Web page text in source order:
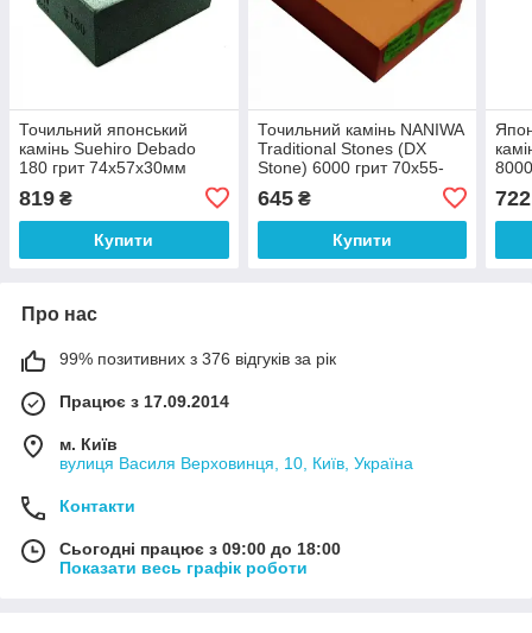
Точильний японський
камінь Suehiro Debado
180 грит 74x57х30мм
819 ₴
Купити
Точильний камінь NANIWA
Traditional Stones (DX
Stone) 6000 грит 70х55-
57х20мм. помаранчевий
арт.11054
645₴
Купити
722
Про нас
99% позитивних з 376 відгуків за рік
Працює з 17.09.2014
м. Київ
вулиця Василя Верховинця, 10, Київ, Україна
Контакти
Сьогодні працює з 09:00 до 18:00
Показати весь графік роботи